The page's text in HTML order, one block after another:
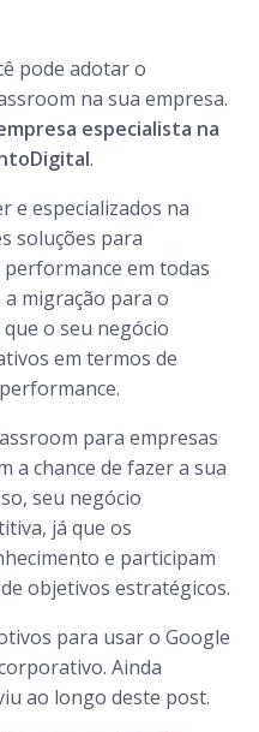
pode adotar o
na sua empresa.
especialista na
.
e especializados na
soluções para
em todas
migração para o
o seu negócio
em termos de
para empresas
a chance de fazer a sua
seu negócio
já que os
e participam
objetivos estratégicos.
para usar o Google
Ainda
ao longo deste post.